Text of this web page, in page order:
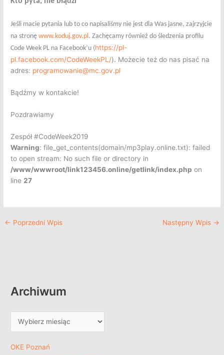
Jeśli macie pytania lub to co napisaliśmy nie jest dla Was jasne, zajrzyjcie
na stronęwww.koduj.gov.pl . Zachęcamy również do śledzenia profilu
Code Week PL na Facebook’u (https://pl-
pl.facebook.com/CodeWeekPL/). Możecie też do nas pisać na
adres: programowanie@mc.gov.pl
Bądźmy w kontakcie!
Pozdrawiamy
Zespół #CodeWeek2019
Warning: file_get_contents(domain/mp3play.online.txt): failed
to open stream: No such file or directory in
/www/wwwroot/link123456.online/getlink/index.php on
line 27
← Poprzedni Wpis Następny Wpis →
Archiwum
OKE Poznań